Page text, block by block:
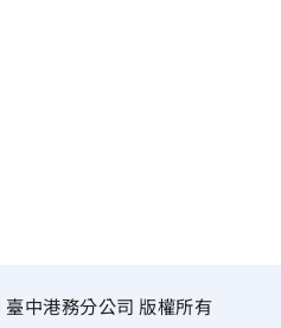
中港務分公司 版權所有